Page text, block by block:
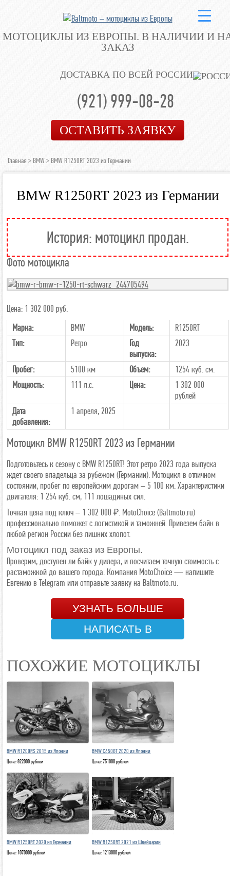
МОТОЦИКЛЫ ИЗ ЕВРОПЫ. В НАЛИЧИИ И
ЗАКАЗ
ДОСТАВКА ПО ВСЕЙ РОССИИ
(921) 999-08-28
ОСТАВИТЬ ЗАЯВКУ
Главная >BMW> BMW R1250RT 2023 из Германии
BMW R1250RT 2023 из Германии
История: мотоцикл продан.
Фото мотоцикла
Цена: 1 302 000 руб.
Марка:
BMW Модель:
R1250RT
Тип:
Ретро
Год
выпуска:
2023
Пробег: 5100 км Объем:
1254 куб. см.
Мощность:
111 л.с. Цена:
1 302 000
рублей
Дата
добавления:
1 апреля, 2025
Мотоцикл BMW R1250RT 2023 из Германии
Подготовьтесь к сезону с BMW R1250RT! Этот ретро 2023 года выпуска
ждет своего владельца за рубежом (Германии). Мотоцикл в отличном
состоянии, пробег по европейским дорогам – 5 100 км. Характеристики
двигателя: 1 254 куб. см, 111 лошадиных сил.
Точная цена под ключ – 1 302 000 ₽. MotoChoice (Baltmoto.ru)
профессионально поможет с логистикой и таможней. Привезем байк в
любой регион России без лишних хлопот.
Мотоцикл под заказ из Европы.
Проверим, доступен ли байк у дилера, и посчитаем точную стоимость с
растаможкой до вашего города. Компания MotoChoice — напишите
Евгению в Telegram или отправьте заявку на Baltmoto.ru.
УЗНАТЬ БОЛЬШЕ
НАПИСАТЬ В
ПОХОЖИЕ МОТОЦИКЛЫ
BMW R1200RS 2015 из Японии
Цена:822000 рублей
BMW C650GT 2020 из Японии
Цена:751000 рублей
BMW R1250RT 2020 из Германии
Цена: 1070000 рублей
BMW R1250RT 2021 из Швейцарии
Цена: 1213000 рублей